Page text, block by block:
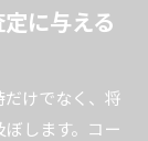
に与える
けでなく、将
します。コー